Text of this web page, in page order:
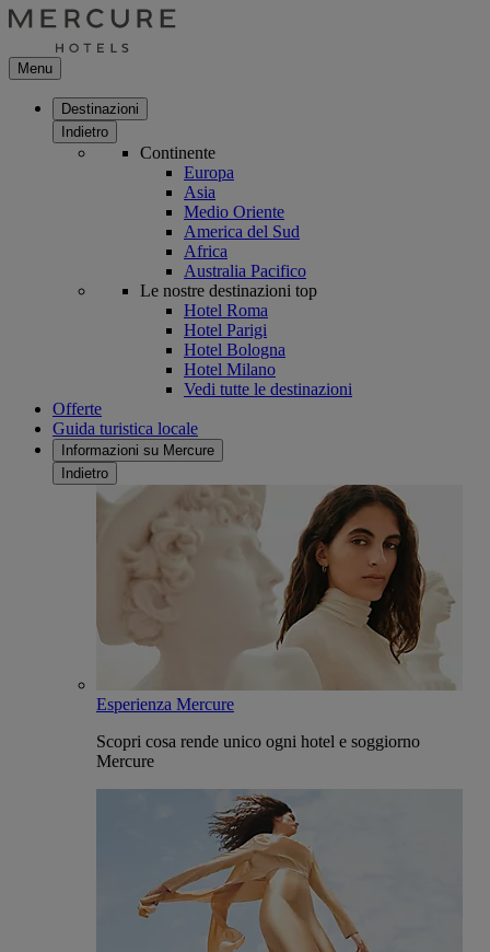
Menu
Destinazioni
Indietro
Continente
Europa
Asia
Medio Oriente
America del Sud
Africa
Australia Pacifico
Le nostre destinazioni top
Hotel Roma
Hotel Parigi
Hotel Bologna
Hotel Milano
Vedi tutte le destinazioni
Offerte
Guida turistica locale
Informazioni su Mercure
Indietro
Esperienza Mercure
Scopri cosa rende unico ogni hotel e soggiorno
Mercure